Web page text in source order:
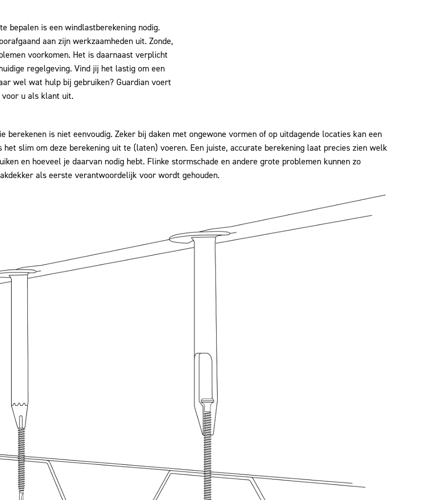
bepalen is een windlastberekening nodig.
aan zijn werkzaamheden uit. Zonde,
voorkomen. Het is daarnaast verplicht
regelgeving. Vind jij het lastig om een
wel wat hulp bij gebruiken? Guardian voert
voor u als klant uit.
berekenen is niet eenvoudig. Zeker bij daken met ongewone vormen of op uitdagende locaties kan een
slim om deze berekening uit te (laten) voeren. Een juiste, accurate berekening laat precies zien welk
en hoeveel je daarvan nodig hebt. Flinke stormschade en andere grote problemen kunnen zo
als eerste verantwoordelijk voor wordt gehouden.